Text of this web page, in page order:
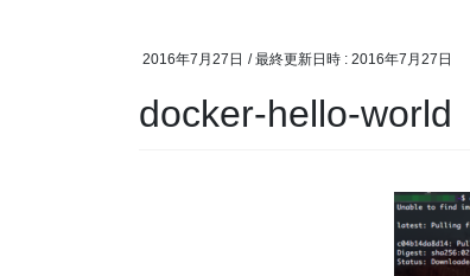
2016年7月27日 / 最終更新日時 : 2016年7月27日
docker-hello-world